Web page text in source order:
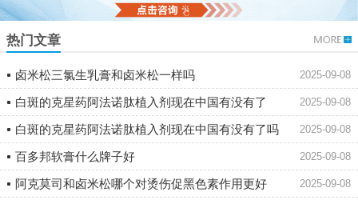
热门文章
卤米松三氯生乳膏和卤米松一样吗 2025-09-08
白斑的克星药阿法诺肽植入剂现在中国有没有了 2025-09-08
白斑的克星药阿法诺肽植入剂现在中国有没有了吗 2025-09-08
百多邦软膏什么牌子好 2025-09-08
阿克莫司和卤米松哪个对烫伤促黑色素作用更好 2025-09-08